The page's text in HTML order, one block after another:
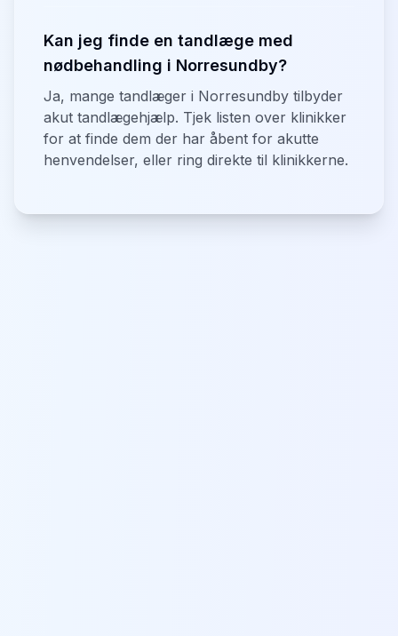
Kan jeg finde en tandlæge med
nødbehandling i Norresundby?
Ja, mange tandlæger i Norresundby tilbyder
akut tandlægehjælp. Tjek listen over klinikker
for at finde dem der har åbent for akutte
henvendelser, eller ring direkte til klinikkerne.